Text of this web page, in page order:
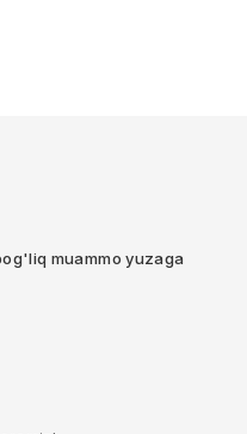
muammo yuzaga